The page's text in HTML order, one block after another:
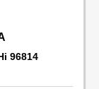
96814